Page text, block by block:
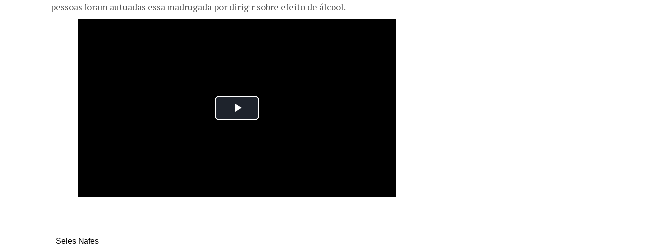
pessoas foram autuadas essa madrugada por dirigir sobre efeito de álcool.
Seles Nafes